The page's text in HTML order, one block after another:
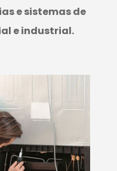
e sistemas de
e industrial.